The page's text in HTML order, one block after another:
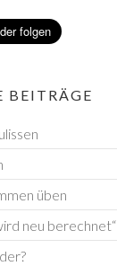
BEITRÄGE
üben
neu berechnet“